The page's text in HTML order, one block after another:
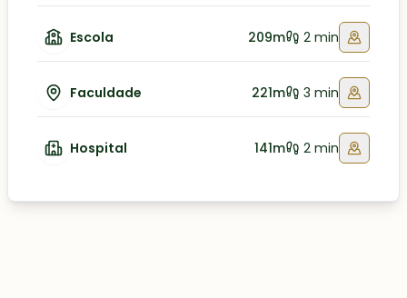
Escola 209m 2 min
Faculdade 221m 3 min
Hospital 141m 2 min